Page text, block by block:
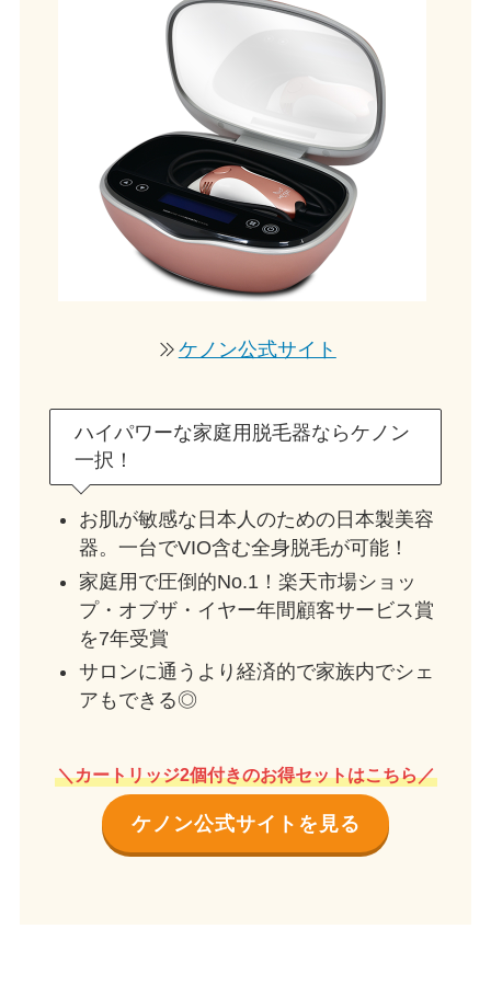
ケノン公式サイト
ハイパワーな家庭用脱毛器ならケノン
一択！
お肌が敏感な日本人のための日本製美容
器。一台でVIO含む全身脱毛が可能！
家庭用で圧倒的No.1！楽天市場ショッ
プ・オブザ・イヤー年間顧客サービス賞
を7年受賞
サロンに通うより経済的で家族内でシェ
アもできる◎
＼カートリッジ2個付きのお得セットはこちら／
ケノン公式サイトを見る